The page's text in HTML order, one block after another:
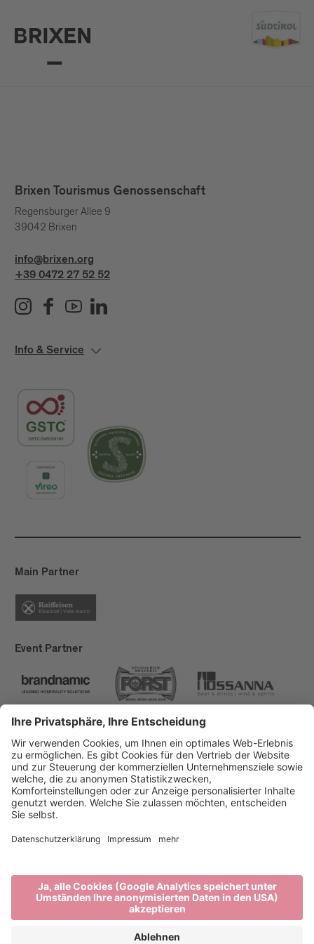
Brixen Tourismus Genossenschaft
Regensburger Allee 9
39042 Brixen
info@brixen.org
+39 0472 27 52 52
Info & Service
Main Partner
Event Partner
Brixen Tourismus
Privacy
Impressum
Förderungen
produced by